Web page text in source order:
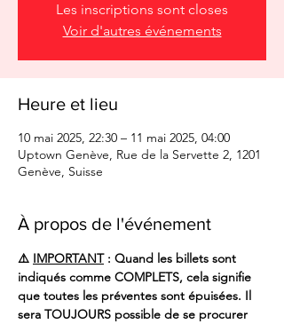
Les inscriptions sont closes
Voir d'autres événements
Heure et lieu
10 mai 2025, 22:30 – 11 mai 2025, 04:00
Uptown Genève, Rue de la Servette 2, 1201
Genève, Suisse
À propos de l'événement
⚠️ IMPORTANT : Quand les billets sont
indiqués comme COMPLETS, cela signifie
que toutes les préventes sont épuisées. Il
sera TOUJOURS possible de se procurer